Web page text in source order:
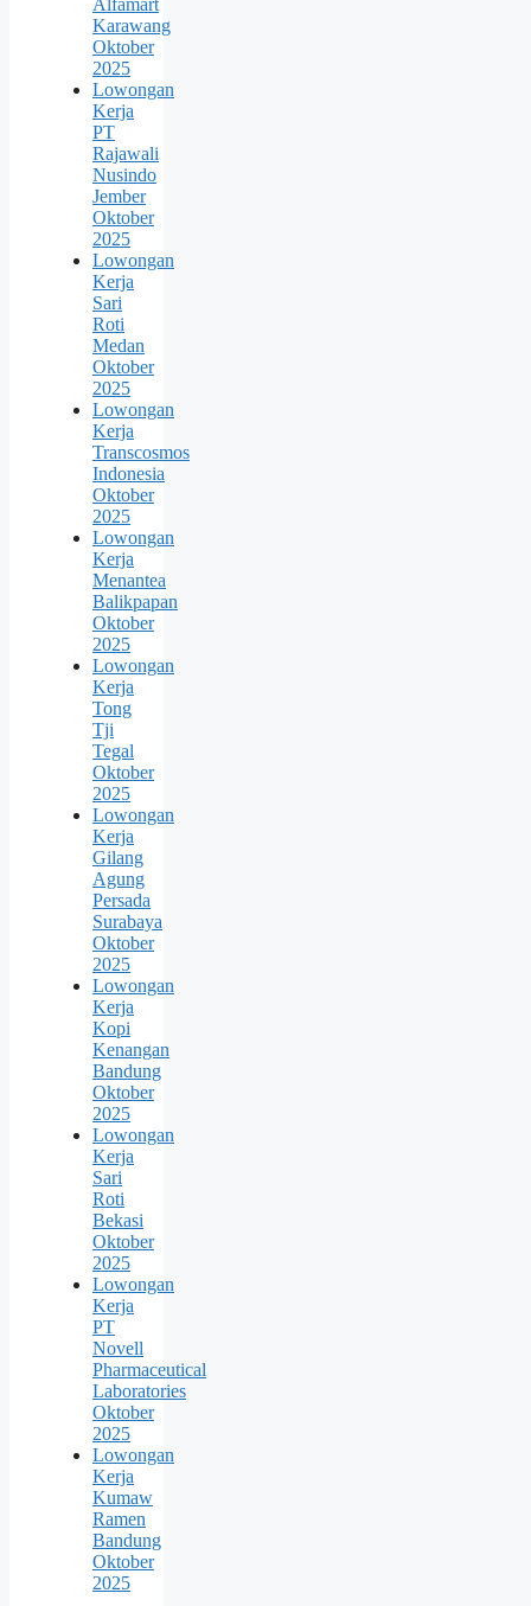
Karawang
Oktober
2025
Lowongan
Kerja
PT
Rajawali
Nusindo
Jember
Oktober
2025
Lowongan
Kerja
Sari
Roti
Medan
Oktober
2025
Lowongan
Kerja
Transcosmos
Indonesia
Oktober
2025
Lowongan
Kerja
Menantea
Balikpapan
Oktober
2025
Lowongan
Kerja
Tong
Tji
Tegal
Oktober
2025
Lowongan
Kerja
Gilang
Agung
Persada
Surabaya
Oktober
2025
Lowongan
Kerja
Kopi
Kenangan
Bandung
Oktober
2025
Lowongan
Kerja
Sari
Roti
Bekasi
Oktober
2025
Lowongan
Kerja
PT
Novell
Pharmaceutical
Laboratories
Oktober
2025
Lowongan
Kerja
Kumaw
Ramen
Bandung
Oktober
2025